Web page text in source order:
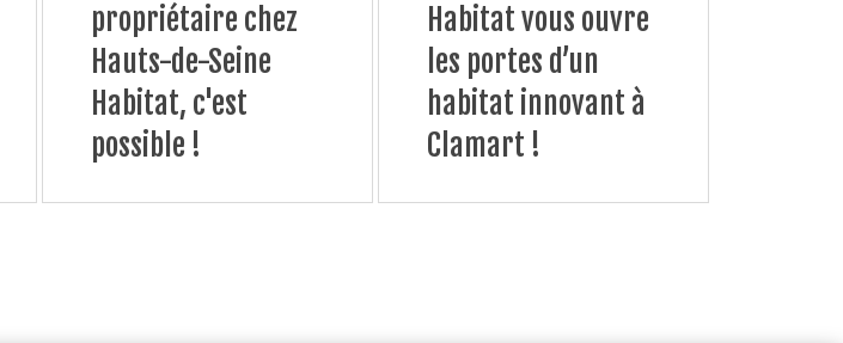
propriétaire chez
Hauts-de-Seine
Habitat, c'est
possible !
Habitat vous ouvre
les portes d’un
habitat innovant à
Clamart !